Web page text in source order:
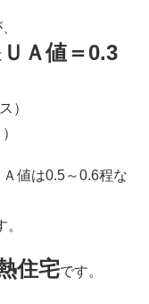
ＵＡ値＝0.3
）
値は0.5～0.6程な
住宅です。